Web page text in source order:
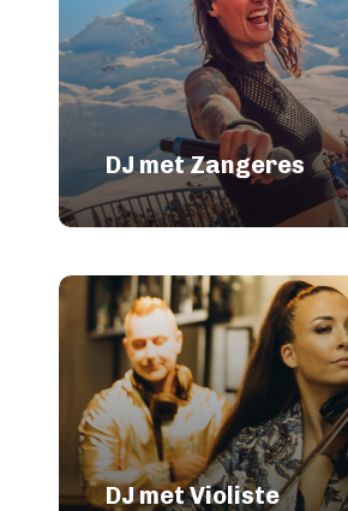
DJ met Zangeres
DJ met Violiste